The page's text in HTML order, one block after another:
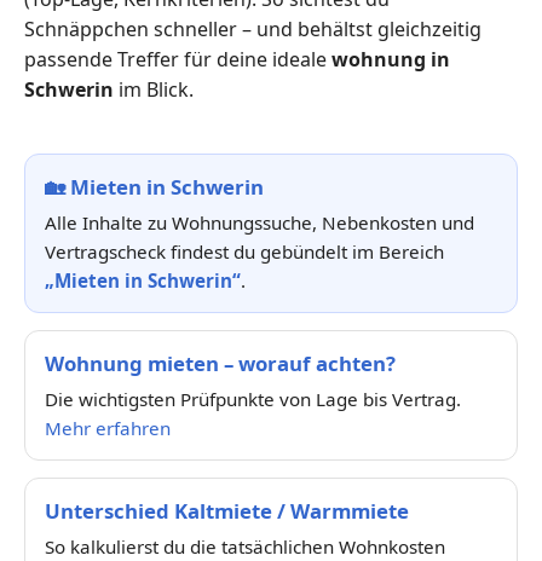
Schnäppchen schneller – und behältst gleichzeitig
passende Treffer für deine idealewohnung in
Schwerin im Blick.
🏡Mieten in Schwerin
Alle Inhalte zu Wohnungssuche, Nebenkosten und
Vertragscheck findest du gebündelt im Bereich
„Mieten in Schwerin“.
Wohnung mieten – worauf achten?
Die wichtigsten Prüfpunkte von Lage bis Vertrag.
Mehr erfahren
Unterschied Kaltmiete / Warmmiete
So kalkulierst du die tatsächlichen Wohnkosten